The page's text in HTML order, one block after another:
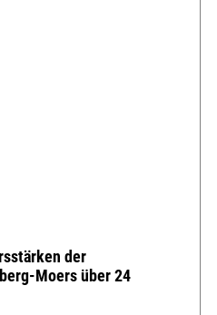
der
Moers über 24